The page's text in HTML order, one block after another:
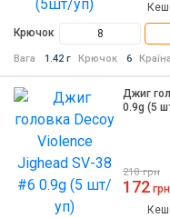
Крючок
8
Вага 1.42 г Крючок 6
Джиг
0.9g (5
218 грн
172 грн